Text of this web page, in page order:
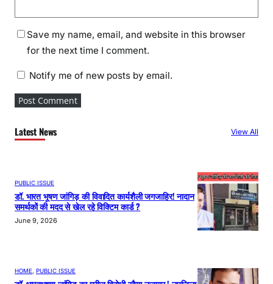
Save my name, email, and website in this browser
for the next time I comment.
Notify me of new posts by email.
Latest News View All
PUBLIC ISSUE
डॉ. भारत भूषण जांगिड़ की विवादित कार्यशैली जगजाहिर! नादान
समर्थकों की मदद से खेल रहे विक्टिम कार्ड ?
June 9, 2026
HOME PUBLIC ISSUE